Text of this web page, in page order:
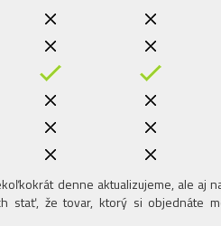
denne aktualizujeme, ale aj
stať, že tovar, ktorý si objednáte